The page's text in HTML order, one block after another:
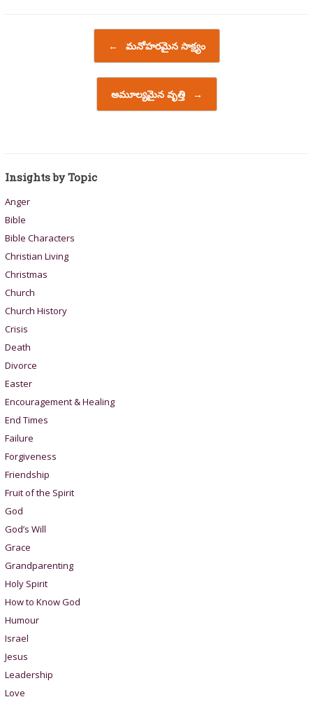
← మనోహరమైన సాక్ష్యం
అమూల్యమైన వృత్తి →
Insights by Topic
Anger
Bible
Bible Characters
Christian Living
Christmas
Church
Church History
Crisis
Death
Divorce
Easter
Encouragement & Healing
End Times
Failure
Forgiveness
Friendship
Fruit of the Spirit
God
God’s Will
Grace
Grandparenting
Holy Spirit
How to Know God
Humour
Israel
Jesus
Leadership
Love